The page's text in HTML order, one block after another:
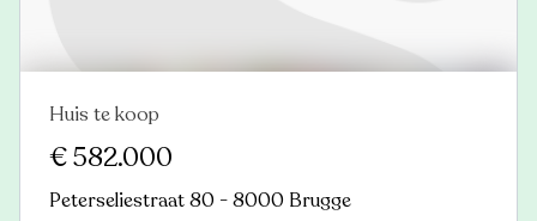
Nieuw
Huis te koop
€ 582.000
Peterseliestraat 80 - 8000 Brugge